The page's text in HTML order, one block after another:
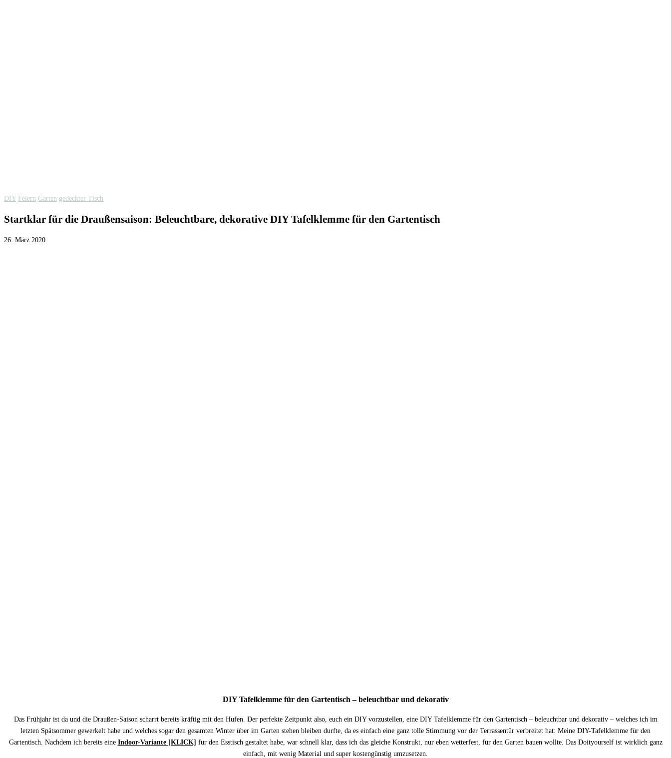
DIY Feiern Garten gedeckter Tisch
Startklar für die Draußensaison: Beleuchtbare, dekorative DIY Tafelklemme für den Gartentisch
26. März 2020
DIY Tafelklemme für den Gartentisch – beleuchtbar und dekorativ
Das Frühjahr ist da und die Draußen-Saison scharrt bereits kräftig mit den Hufen. Der perfekte Zeitpunkt also, euch ein DIY vorzustellen, eine DIY Tafelklemme für den Gartentisch – beleuchtbar und dekorativ – welches ich im
letzten Spätsommer gewerkelt habe und welches sogar den gesamten Winter über im Garten stehen bleiben durfte, da es einfach eine ganz tolle Stimmung vor der Terrassentür verbreitet hat: Meine DIY-Tafelklemme für den
Gartentisch. Nachdem ich bereits eine Indoor-Variante [KLICK] für den Esstisch gestaltet habe, war schnell klar, dass ich das gleiche Konstrukt, nur eben wetterfest, für den Garten bauen wollte. Das Doityourself ist wirklich ganz
einfach, mit wenig Material und super kostengünstig umzusetzen.